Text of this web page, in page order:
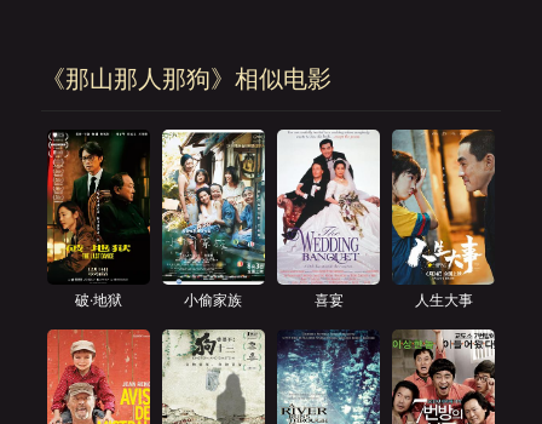
《那山那人那狗》相似电影
破·地狱 小偷家族 喜宴 人生大事